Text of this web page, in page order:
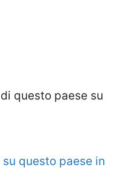
di questo paese su
su questo paese in